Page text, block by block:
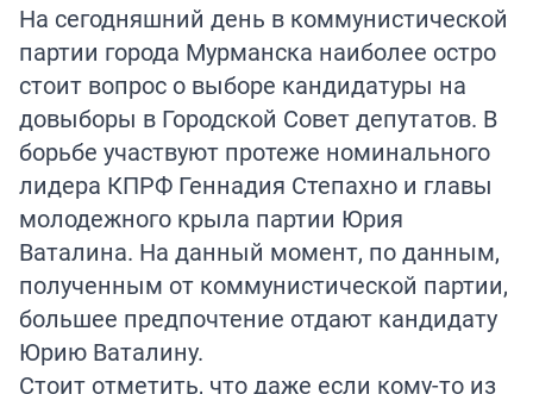
На сегодняшний день в коммунистической
партии города Мурманска наиболее остро
стоит вопрос о выборе кандидатуры на
довыборы в Городской Совет депутатов. В
борьбе участвуют протеже номинального
лидера КПРФ Геннадия Степахно и главы
молодежного крыла партии Юрия
Ваталина. На данный момент, по данным,
полученным от коммунистической партии,
большее предпочтение отдают кандидату
Юрию Ваталину.
Стоит отметить, что даже если кому-то из